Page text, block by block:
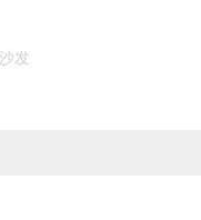
发